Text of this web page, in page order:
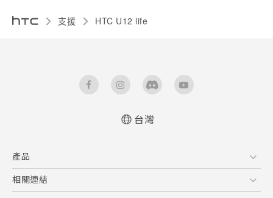
支援 HTC U12 life‎
台灣
產品
5G
相關連結